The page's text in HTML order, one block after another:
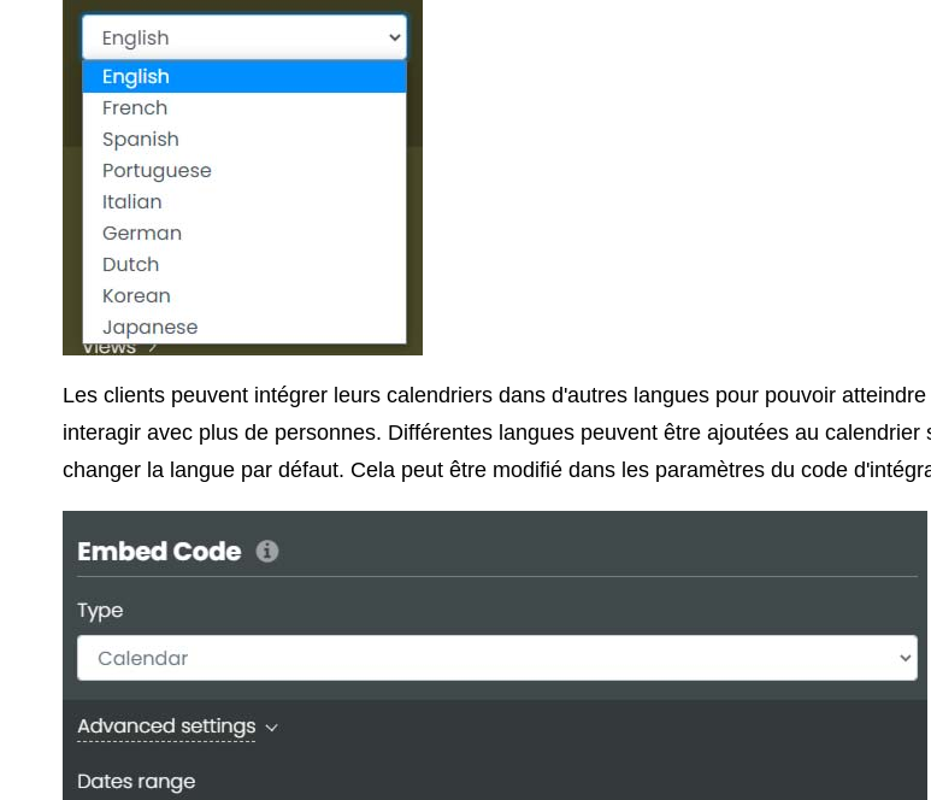
Les clients peuvent intégrer leurs calendriers dans d'autres langues pour pouvoir atteindre
interagir avec plus de personnes. Différentes langues peuvent être ajoutées au calendrier
changer la langue par défaut. Cela peut être modifié dans les paramètres du code